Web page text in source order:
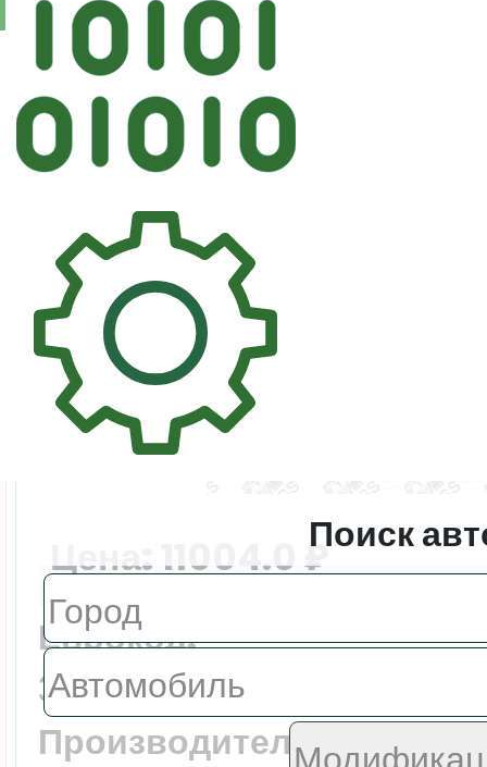
Поиск
KMK FORD Лобовое
Цена: 11004.0 ₽
Еврокод:
3731AGNH3B
Производитель: